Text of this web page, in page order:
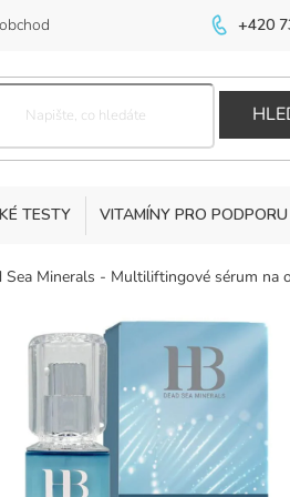
+420
TESTY VITAMÍNY PRO
Sea Minerals - Multiliftingové sérum na